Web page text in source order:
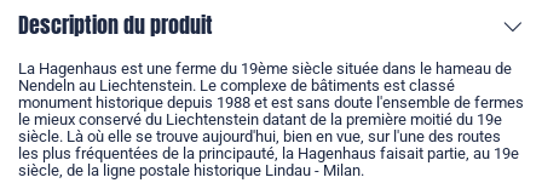
Description du produit
La Hagenhaus est une ferme du 19ème siècle située dans le hameau de
Nendeln au Liechtenstein. Le complexe de bâtiments est classé
monument historique depuis 1988 et est sans doute l'ensemble de fermes
le mieux conservé du Liechtenstein datant de la première moitié du 19e
siècle. Là où elle se trouve aujourd'hui, bien en vue, sur l'une des routes
les plus fréquentées de la principauté, la Hagenhaus faisait partie, au 19e
siècle, de la ligne postale historique Lindau - Milan.